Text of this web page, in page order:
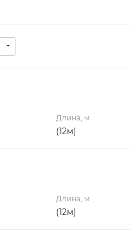
Длина, м
(12м)
Длина, м
(12м)